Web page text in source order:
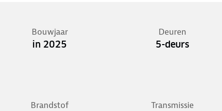
Bouwjaar
in 2025
Deuren
5-deurs
Brandstof Transmissie